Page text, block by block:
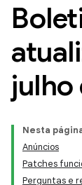
julho
Nesta
Anúncios
Patches
Perguntas e